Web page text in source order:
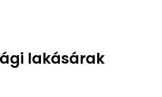
lakásárak